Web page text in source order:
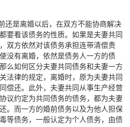
是离婚以后，在双方不能协商解决
要看该债务的性质。如果是夫妻共同
双方依然对该债务承担连带清偿责
没有离婚，依然是债务人一方的债
么如何区分夫妻共同债务和夫妻一方
法律的规定，离婚时，原为夫妻共同
偿还。此外，夫妻共同从事生产经营
议约定为共同债务的债务，都为夫妻
。而一方的婚前债务以及为他人担保
等债务，一般认定为个人债务，由债